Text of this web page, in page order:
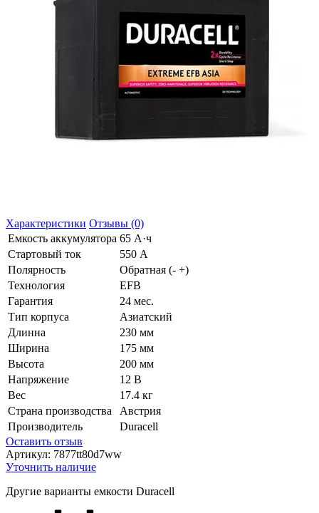
Характеристики Отзывы (0)
Емкость аккумулятора 65 А·ч
Стартовый ток
550 А
Полярность
Обратная (- +)
Технология
EFB
Гарантия
24 мес.
Тип корпуса
Азиатский
Длинна
230 мм
Ширина
175 мм
Высота
200 мм
Напряжение
12 В
Вес
17.4 кг
Страна производства
Австрия
Производитель
Duracell
Оставить отзыв
Артикул: 7877tt80d7ww
Уточнить наличие
Другие варианты емкости Duracell